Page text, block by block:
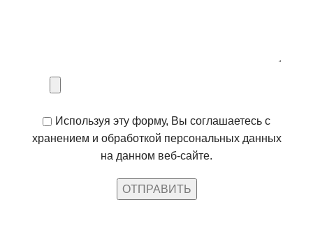
Используя эту форму, Вы соглашаетесь с
хранением и обработкой персональных данных
на данном веб-сайте.